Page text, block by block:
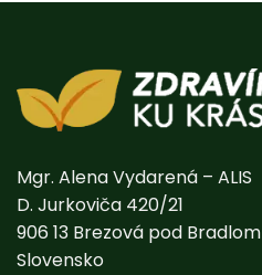
Mgr. Alena Vydarená – ALIS
D. Jurkoviča 420/21
906 13 Brezová pod Bradlom
Slovensko